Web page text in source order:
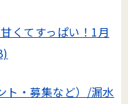
くてすっぱい！1月
ト・募集など）/漏水